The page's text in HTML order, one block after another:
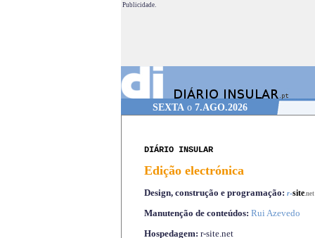
Publicidade.
SEXTAo 7.AGO.2026
DIÁRIO INSULAR
Edição electrónica
Design, construção e programação: r-site.net
Manutenção de conteúdos: Rui Azevedo
Hospedagem: r-site.net